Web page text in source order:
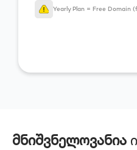
Yearly Plan = Free Domain
მნიშვნელოვანია